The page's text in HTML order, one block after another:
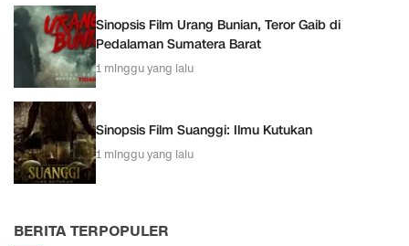
Sinopsis Film Urang Bunian, Teror Gaib di
Pedalaman Sumatera Barat
1 minggu yang lalu
Sinopsis Film Suanggi: Ilmu Kutukan
1 minggu yang lalu
BERITA TERPOPULER